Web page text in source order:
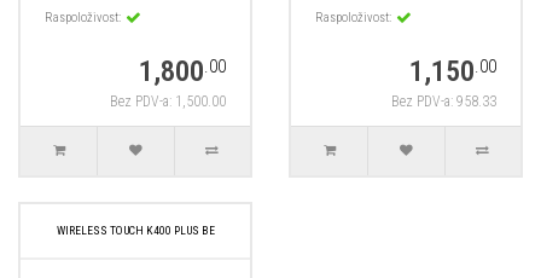
Raspoloživost:
1,800.00
Bez PDV-a: 1,500.00
Raspoloživost:
1,150.00
Bez PDV-a: 958.33
WIRELESS TOUCH K400 PLUS BE